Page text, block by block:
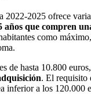
2022-2025 ofrece
años que compren
como
de hasta 10.800
. El requisito
inferior a los 120.000